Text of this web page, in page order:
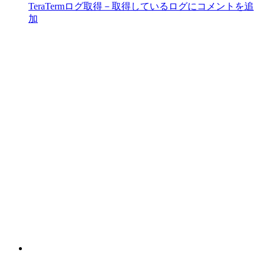
TeraTermログ取得－取得しているログにコメントを追
加